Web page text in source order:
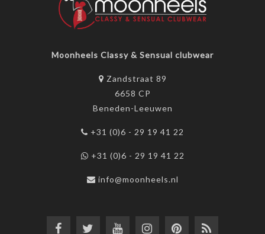
Moonheels Classy & Sensual clubwear
Zandstraat 89
6658 CP
Beneden-Leeuwen
+31 (0)6 - 29 19 41 22
+31 (0)6 - 29 19 41 22
info@moonheels.nl